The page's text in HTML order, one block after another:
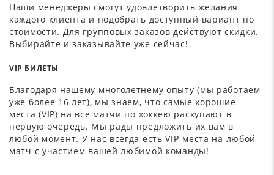
Наши менеджеры смогут удовлетворить желания
каждого клиента и подобрать доступный вариант по
стоимости. Для групповых заказов действуют скидки.
Выбирайте и заказывайте уже сейчас!
VIP БИЛЕТЫ
Благодаря нашему многолетнему опыту (мы работаем
уже более 16 лет), мы знаем, что самые хорошие
места (VIP) на все матчи по хоккею раскупают в
первую очередь. Мы рады предложить их вам в
любой момент. У нас всегда есть VIP-места на любой
матч с участием вашей любимой команды!